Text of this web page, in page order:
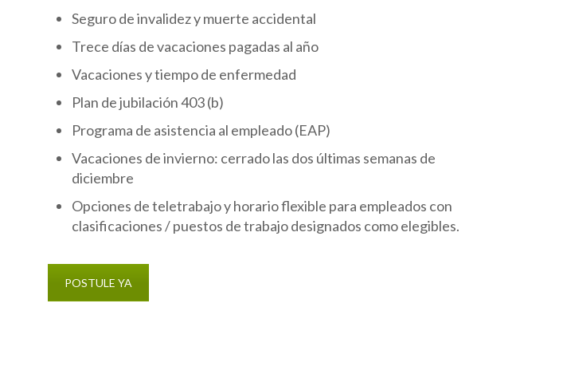
Seguro de invalidez y muerte accidental
Trece días de vacaciones pagadas al año
Vacaciones y tiempo de enfermedad
Plan de jubilación 403 (b)
Programa de asistencia al empleado (EAP)
Vacaciones de invierno: cerrado las dos últimas semanas de
diciembre
Opciones de teletrabajo y horario flexible para empleados con
clasificaciones / puestos de trabajo designados como elegibles.
POSTULE YA